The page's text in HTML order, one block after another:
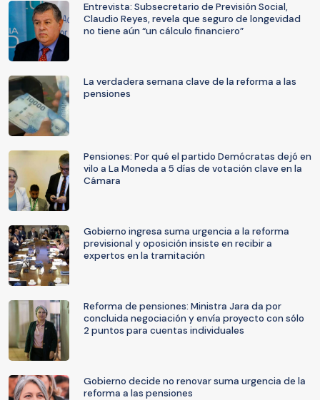
Entrevista: Subsecretario de Previsión Social,
Claudio Reyes, revela que seguro de longevidad
no tiene aún “un cálculo financiero”
La verdadera semana clave de la reforma a las
pensiones
Pensiones: Por qué el partido Demócratas dejó en
vilo a La Moneda a 5 días de votación clave en la
Cámara
Gobierno ingresa suma urgencia a la reforma
previsional y oposición insiste en recibir a
expertos en la tramitación
Reforma de pensiones: Ministra Jara da por
concluida negociación y envía proyecto con sólo
2 puntos para cuentas individuales
Gobierno decide no renovar suma urgencia de la
reforma a las pensiones